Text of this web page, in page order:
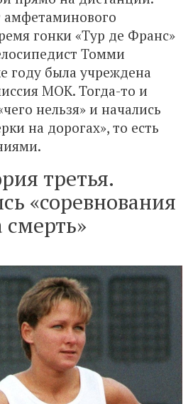
амфетаминового
гонки «Тур де Франс»
Томми
году была учреждена
МОК. Тогда-то и
нельзя» и начались
на дорогах», то есть
третья.
«соревнования
смерть»